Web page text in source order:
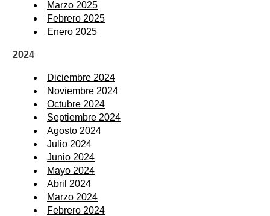
Marzo 2025
Febrero 2025
Enero 2025
2024
Diciembre 2024
Noviembre 2024
Octubre 2024
Septiembre 2024
Agosto 2024
Julio 2024
Junio 2024
Mayo 2024
Abril 2024
Marzo 2024
Febrero 2024